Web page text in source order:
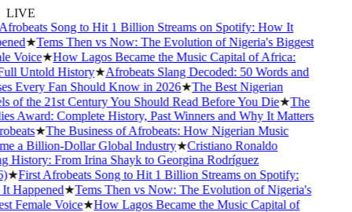
LIVE
Song to Hit 1 Billion Streams on Spotify: How It
★Tems Then vs Now: The Evolution of Nigeria's Biggest
Voice★How Lagos Became the Music Capital of Africa:
Untold History★Afrobeats Slang Decoded: 50 Words and
Every Fan Should Know in 2026★The Best Nigerian
of the 21st Century You Should Read Before You Die★The
Award: Complete History, Past Winners and Why It Matters
★The Business of Afrobeats: How Nigerian Music
a Billion-Dollar Global Industry★Cristiano Ronaldo
History: From Irina Shayk to Georgina Rodríguez
★First Afrobeats Song to Hit 1 Billion Streams on Spotify:
Happened★Tems Then vs Now: The Evolution of Nigeria's
Female Voice★How Lagos Became the Music Capital of